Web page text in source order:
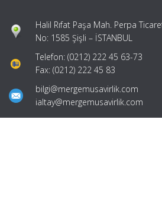
Halil Rıfat Paşa Mah. Perpa
No: 1585 Şişli – İSTANBUL
Telefon: (0212) 222 45 63-73
Fax: (0212) 222 45 83
bilgi@mergemusavirlik.com
ialtay@mergemusavirlik.com